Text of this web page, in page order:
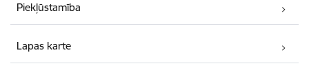
Piekļūstamība
Lapas karte